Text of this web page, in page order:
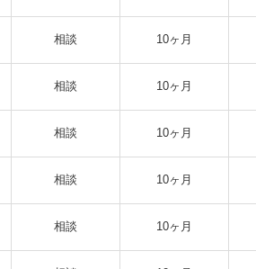
相談 10ヶ月
相談 10ヶ月
相談 10ヶ月
相談 10ヶ月
相談 10ヶ月